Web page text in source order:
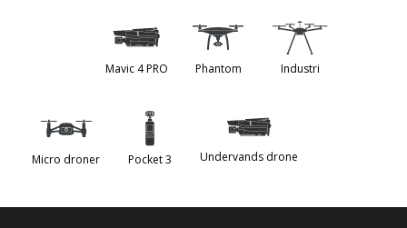
Mavic 4 PRO Phantom Industri
Micro droner Pocket 3 Undervands drone